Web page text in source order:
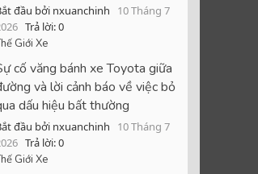
đầu bởi nxuanchinh
10 Tháng 7
Trả lời: 0
Giới Xe
cố văng bánh xe Toyota giữa
và lời cảnh báo về việc bỏ
dấu hiệu bất thường
đầu bởi nxuanchinh
10 Tháng 7
Trả lời: 0
Giới Xe